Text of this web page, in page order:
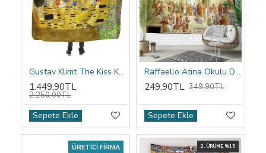
Gustav Klimt The Kiss Kapşonlu Battaniye
1.449,90TL
2.250,00TL
Sepete Ekle
Raffaello Atina Okulu Duvar Örtüsü
249,90TL 349,90TL
Sepete Ekle
ÜRETICI FIRMA 2. ÜRÜNE %15